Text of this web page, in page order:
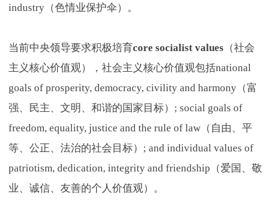
industry（色情业保护伞）。
当前中央领导要求积极培育core socialist values（社会
主义核心价值观），社会主义核心价值观包括national
goals of prosperity, democracy, civility and harmony（富
强、民主、文明、和谐的国家目标）; social goals of
freedom, equality, justice and the rule of law（自由、平
等、公正、法治的社会目标）; and individual values of
patriotism, dedication, integrity and friendship（爱国、敬
业、诚信、友善的个人价值观）。